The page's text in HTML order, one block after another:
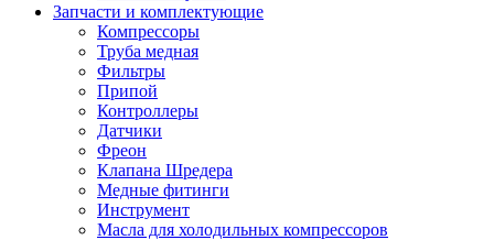
Запчасти и комплектующие
Компрессоры
Труба медная
Фильтры
Припой
Контроллеры
Датчики
Фреон
Клапана Шредера
Медные фитинги
Инструмент
Масла для холодильных компрессоров